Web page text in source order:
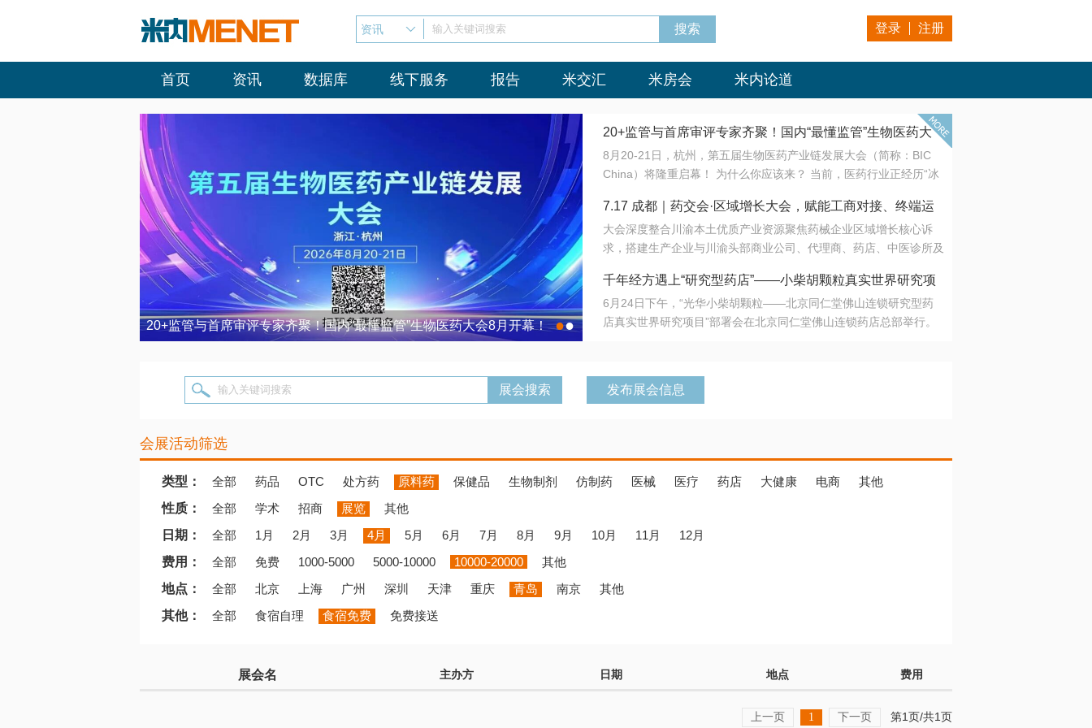
资讯 输入关键词搜索 登录 注册
首页 资讯 数据库 线下服务 报告 米交汇 米房会 米内论道
20+监管与首席审评专家齐聚！国内“最懂监管”生物医药大会8月开幕！ 7.17 成都｜药交会·区域增长大会，赋能工商对接、终端运营
●●
20+监管与首席审评专家齐聚！国内“最懂监管”生物医药大
会8月开幕！
8月20-21日，杭州，第五届生物医药产业链发展大会（简称：BIC
China）将隆重启幕！ 为什么你应该来？ 当前，医药行业正经历“冰
法正重新定义研发效率；另一端是创新药“最后一公里”的支付与入院
难题，呼唤更成熟的产业生态。 同质化“内卷”已无出路，全产业链协
同与出海能力建设才是破局关键。 本届大会以 “重构生态，定义未
算力突围；从中药创新、复杂药物制剂、CGT、多肽与小核酸的技
术攻坚，到CDMO的柔性智造。 我们致力于打破壁垒，让“实验
室”与“生产线”、“研发端”与“支付端”深度对话，更让监管、产业、资
7.17 成都｜药交会·区域增长大会，赋能工商对接、终端运
营
大会深度整合川渝本土优质产业资源聚焦药械企业区域增长核心诉
求，搭建生产企业与川渝头部商业公司、代理商、药店、中医诊所及
域增量份额夯实西南市场战略布局
千年经方遇上“研究型药店”——小柴胡颗粒真实世界研究项
目在北京同仁堂佛山连锁启动
6月24日下午，“光华小柴胡颗粒——北京同仁堂佛山连锁研究型药
店真实世界研究项目”部署会在北京同仁堂佛山连锁药店总部举行。
输入关键词搜索 发布展会信息
会展活动筛选
类型： 全部 药品 OTC 处方药 原料药 保健品 生物制剂 仿制药 医械 医疗 药店 大健康 电商
其他
性质：
全部 学术 招商 展览
其他
日期：
全部 1月 2月 3月 4月 5月 6月 7月 8月 9月 10月 11月
12月
费用：
全部 免费 1000-5000 5000-10000 10000-20000
其他
地点：
全部 北京 上海 广州 深圳 天津 重庆 青岛 南京
其他
其他：
全部 食宿自理 食宿免费 免费接送
展会名 主办方 日期 地点 费用
上一页 1 下一页 第1页/共1页